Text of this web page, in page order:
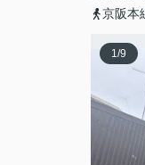
京阪本
1/9